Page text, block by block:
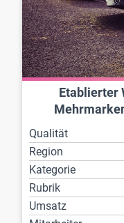
Etablierter
Qualität
Region
Kategorie
Rubrik
Umsatz